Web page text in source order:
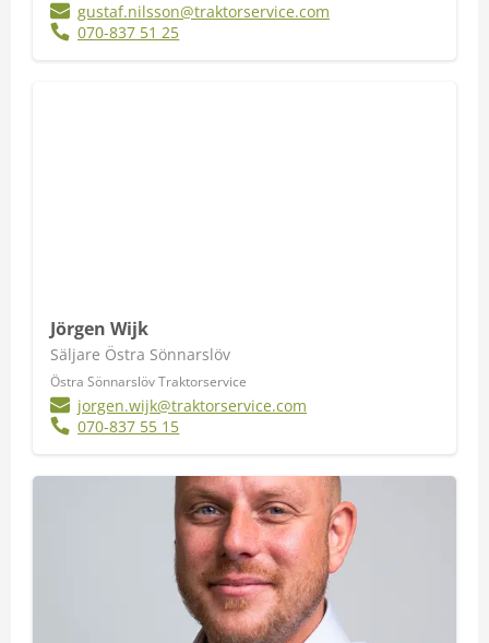
gustaf.nilsson@traktorservice.com
070-837 51 25
Jörgen Wijk
Säljare Östra Sönnarslöv
Östra Sönnarslöv Traktorservice
jorgen.wijk@traktorservice.com
070-837 55 15